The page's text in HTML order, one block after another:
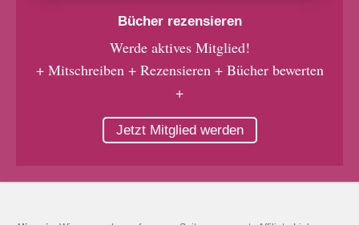
Bücher rezensieren
Werde aktives Mitglied!
+ Mitschreiben + Rezensieren + Bücher bewerten
+
Jetzt Mitglied werden